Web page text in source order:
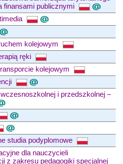
finansami publicznymi
kolejowym
ręki
kolejowym
i przedszkolnej –
studia podyplomowe
dla nauczycieli
z zakresu pedagogiki specjalnej